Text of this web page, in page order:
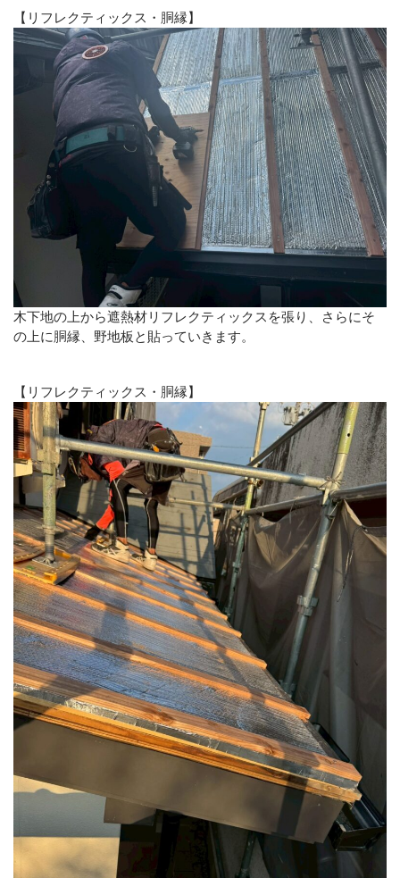
【リフレクティックス・胴縁】
木下地の上から遮熱材リフレクティックスを張り、さらにそ
の上に胴縁、野地板と貼っていきます。
【リフレクティックス・胴縁】